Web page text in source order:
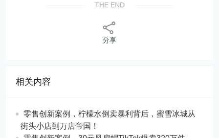
THE END
分享
相关内容
零售创新案例，柠檬水倒卖暴利背后，蜜雪冰城从
街头小店到万店帝国！